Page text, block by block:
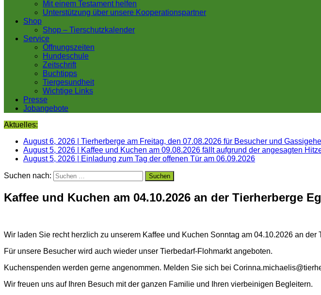
Mit einem Testament helfen
Unterstützung über unsere Kooperationspartner
Shop
Shop – Tierschutzkalender
Service
Öffnungszeiten
Hundeschule
Zeitschrift
Buchtipps
Tiergesundheit
Wichtige Links
Presse
Jobangebote
Aktuelles:
August 6, 2026
Tierherberge am Freitag, den 07.08.2026 für Besucher und
August 5, 2026
Kaffee und Kuchen am 09.08.2026 fällt aufgrund der angesagten
August 5, 2026
Einladung zum Tag der offenen Tür am 06.09.2026
Suchen nach:
Kaffee und Kuchen am 04.10.2026 an der Tierherberge
Wir laden Sie recht herzlich zu unserem Kaffee und Kuchen Sonntag am 04.10.2026 an
Für unsere Besucher wird auch wieder unser Tierbedarf-Flohmarkt angeboten.
Kuchenspenden werden gerne angenommen. Melden Sie sich bei
Wir freuen uns auf Ihren Besuch mit der ganzen Familie und Ihren vierbeinigen Begleitern.